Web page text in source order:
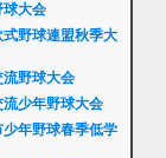
球大会
野球連盟秋季大
野球大会
少年野球大会
少年野球春季低学